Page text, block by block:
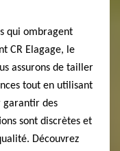
qui ombragent
CR Elagage, le
assurons de tailler
tout en utilisant
garantir des
sont discrètes et
Découvrez